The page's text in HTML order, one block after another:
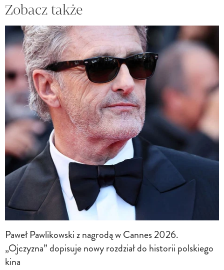
Zobacz także
Paweł Pawlikowski z nagrodą w Cannes 2026.
„Ojczyzna” dopisuje nowy rozdział do historii polskiego
kina